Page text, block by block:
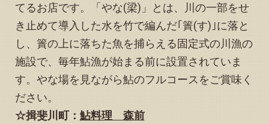
「予約状況」お知らせページの10月・11月カレンダーを更
新しました
2024.10.23
トップページ下段の「当宿をご紹介いただいています！」
に、Googleマップに記載された情報に関する追記をいたし
ました
2024.10.23
「予約状況」お知らせページの10月・11月カレンダーを更
新しました
てるお店です。「やな(梁)」とは、川の一部をせ
き止めて導入した水を竹で編んだ｢簀(す)｣に落と
し、簀の上に落ちた魚を捕らえる固定式の川漁の
施設で、毎年鮎漁が始まる前に設置されていま
す。やな場を見ながら鮎のフルコースをご賞味く
ださい。
☆揖斐川町： 鮎料理 森前